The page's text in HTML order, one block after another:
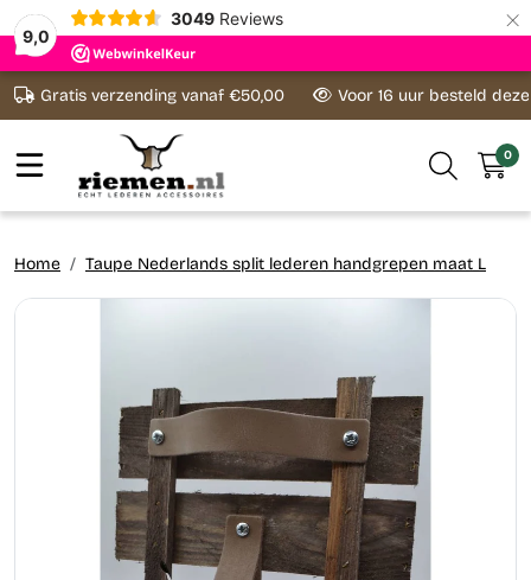
9,0
3049 Reviews ×
Ga naar content
Gratis verzending vanaf €50,00 Voor 16 uur besteld
0
Home Taupe Nederlands split lederen handgrepen maat L